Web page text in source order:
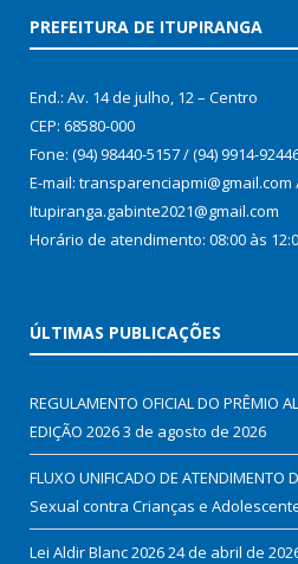
PREFEITURA DE ITUPIRANGA
End.: Av. 14 de julho, 12 – Centro
CEP: 68580-000
Fone: (94) 98440-5157 / (94) 9914-
E-mail: transparenciapmi@gmail.com
Itupiranga.gabinte2021@gmail.com
Horário de atendimento: 08:00 às
ÚLTIMAS PUBLICAÇÕES
REGULAMENTO OFICIAL DO PRÊMIO
EDIÇÃO 20263 de agosto de 2026
FLUXO UNIFICADO DE
Sexual contra Crianças e
Lei Aldir Blanc 202624 de abril de